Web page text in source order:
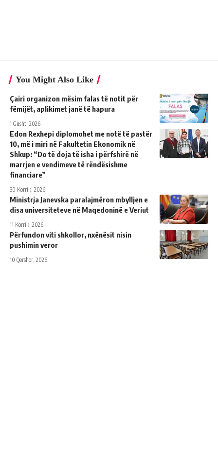
You Might Also Like
Çairi organizon mësim falas të notit për
fëmijët, aplikimet janë të hapura
1 Gusht, 2026
Edon Rexhepi diplomohet me notë të pastër
10, më i miri në Fakultetin Ekonomik në
Shkup: “Do të doja të isha i përfshirë në
marrjen e vendimeve të rëndësishme
financiare”
30 Korrik, 2026
Ministrja Janevska paralajmëron mbylljen e
disa universiteteve në Maqedoninë e Veriut
11 Korrik, 2026
Përfundon viti shkollor, nxënësit nisin
pushimin veror
10 Qershor, 2026